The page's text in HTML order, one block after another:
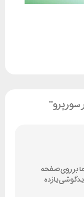
بر روی صفحه
گوشی یازده